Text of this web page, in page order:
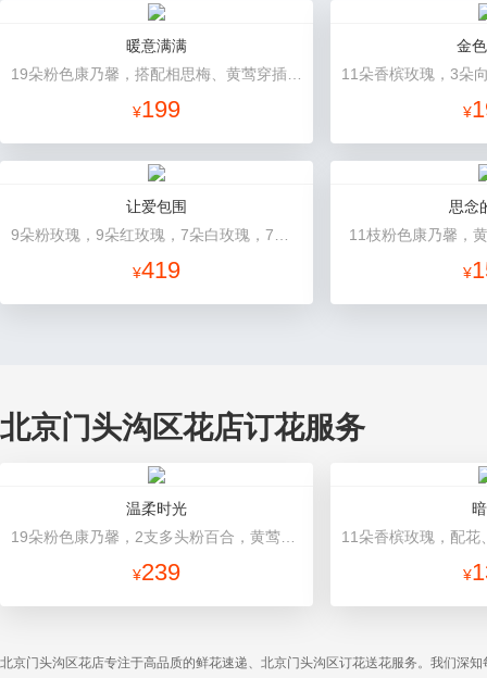
暖意满满
¥199
金
¥
让爱包围
¥419
思念
11枝粉色康乃馨，
¥
北京门头沟区花店订花服务
温柔时光
¥239 ¥
北京门头沟区花店专注于高品质的鲜花速递、北京门头沟区订花送花服务。我们深